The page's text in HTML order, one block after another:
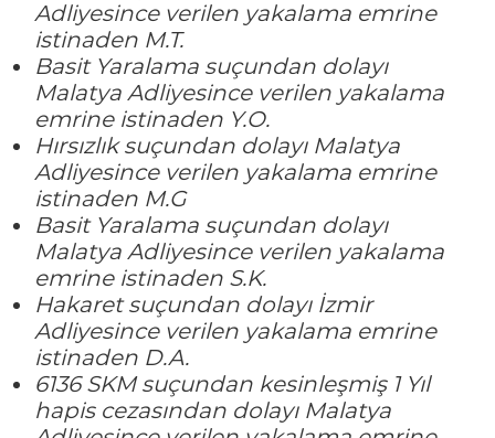
Adliyesince verilen yakalama emrine
istinaden M.T.
Basit Yaralama suçundan dolayı
Malatya Adliyesince verilen yakalama
emrine istinaden Y.O.
Hırsızlık suçundan dolayı Malatya
Adliyesince verilen yakalama emrine
istinaden M.G
Basit Yaralama suçundan dolayı
Malatya Adliyesince verilen yakalama
emrine istinaden S.K.
Hakaret suçundan dolayı İzmir
Adliyesince verilen yakalama emrine
istinaden D.A.
6136 SKM suçundan kesinleşmiş 1 Yıl
hapis cezasından dolayı Malatya